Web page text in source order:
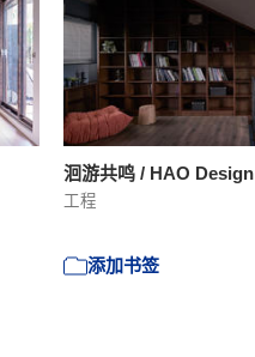
洄游共鸣 / HAO Design
工程
添加书签